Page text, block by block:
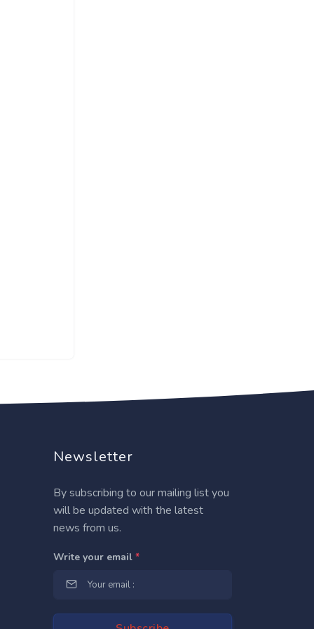
Newsletter
By subscribing to our mailing list you
will be updated with the latest
news from us.
Write your email *